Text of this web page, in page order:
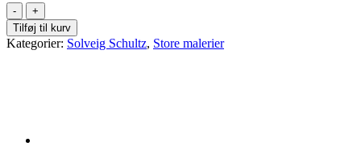
Solveig
Schultz
Development
160x100
Tilføj til kurv
Kategorier: Solveig Schultz, Store malerier